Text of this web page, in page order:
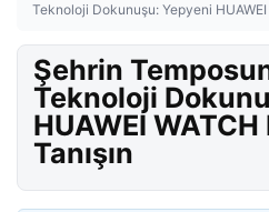
Teknoloji Dokunuşu: Yepyeni HUAWEI
Şehrin
Teknoloji
HUAWEI WATCH
Tanışın